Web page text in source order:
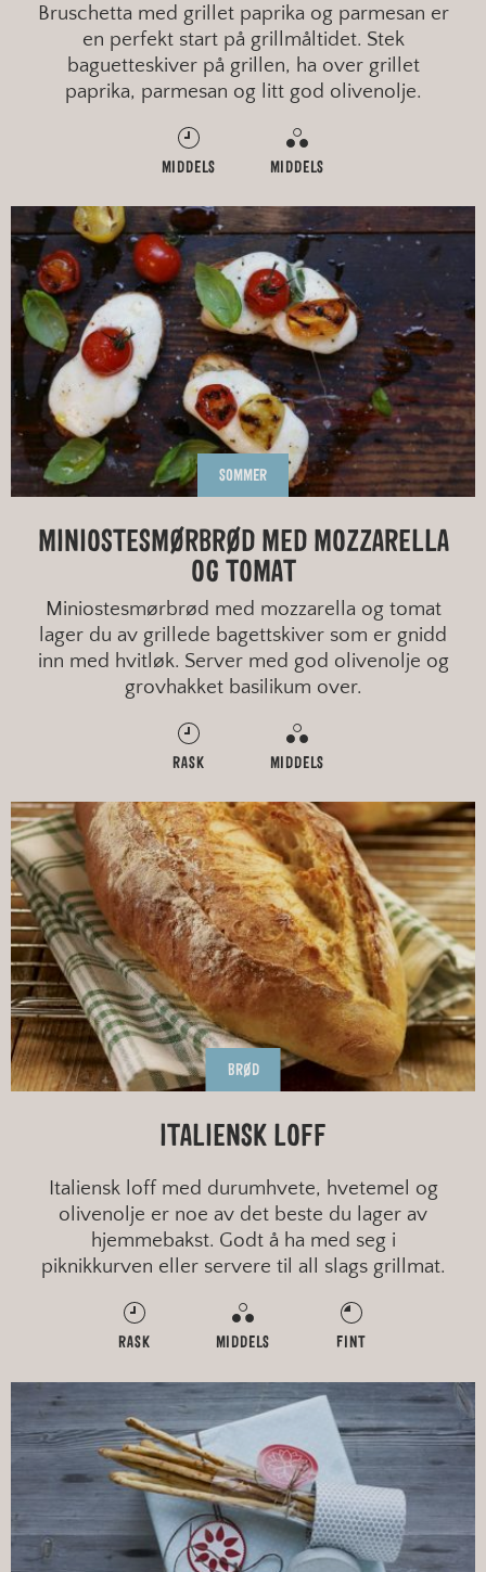
Bruschetta med grillet paprika og parmesan er
en perfekt start på grillmåltidet. Stek
baguetteskiver på grillen, ha over grillet
paprika, parmesan og litt god olivenolje.
MIDDELS MIDDELS
SOMMER
MINIOSTESMØRBRØD MED MOZZARELLA
OG TOMAT
Miniostesmørbrød med mozzarella og tomat
lager du av grillede bagettskiver som er gnidd
inn med hvitløk. Server med god olivenolje og
grovhakket basilikum over.
RASK MIDDELS
BRØD
ITALIENSK LOFF
Italiensk loff med durumhvete, hvetemel og
olivenolje er noe av det beste du lager av
hjemmebakst. Godt å ha med seg i
piknikkurven eller servere til all slags grillmat.
RASK MIDDELS FINT